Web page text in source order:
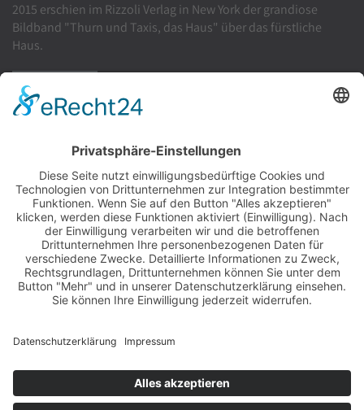
2015 erschien im Rizzoli Verlag in New York der grandiose
Bildband "Thurn und Taxis, das Haus" über das fürstliche
Haus.
WEITERLESEN
Widerrufsrecht
Rücksendung & Reklamation
Datenschutz